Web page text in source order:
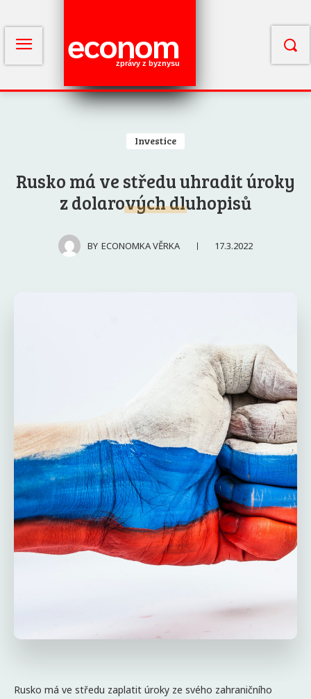
econom
zprávy z byznysu
Investice
Rusko má ve středu uhradit úroky
z dolarových dluhopisů
BY ECONOMKA VĚRKA 17.3.2022
Rusko má ve středu zaplatit úroky ze svého zahraničního